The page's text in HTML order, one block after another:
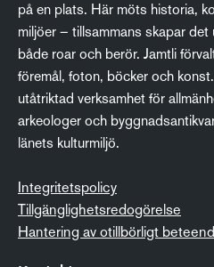
på en plats. Här möts historia,
miljöer – tillsammans skapar det
både roar och berör. Jamtli
föremål, foton, böcker och
utåtriktad verksamhet för
arkeologer och
länets kulturmiljö.
Integritetspolicy
Tillgänglighetsredogörelse
Hantering av otillbörligt